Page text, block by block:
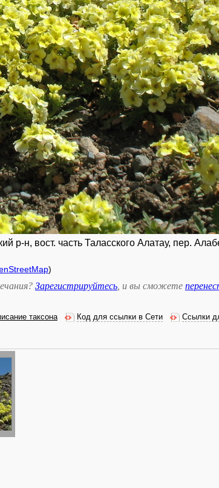
р-н, вост. часть Таласского Алатау, пер.
)
Зарегистрируйтесь , и вы сможете
таксона Код для ссылки в Сети Ссылки